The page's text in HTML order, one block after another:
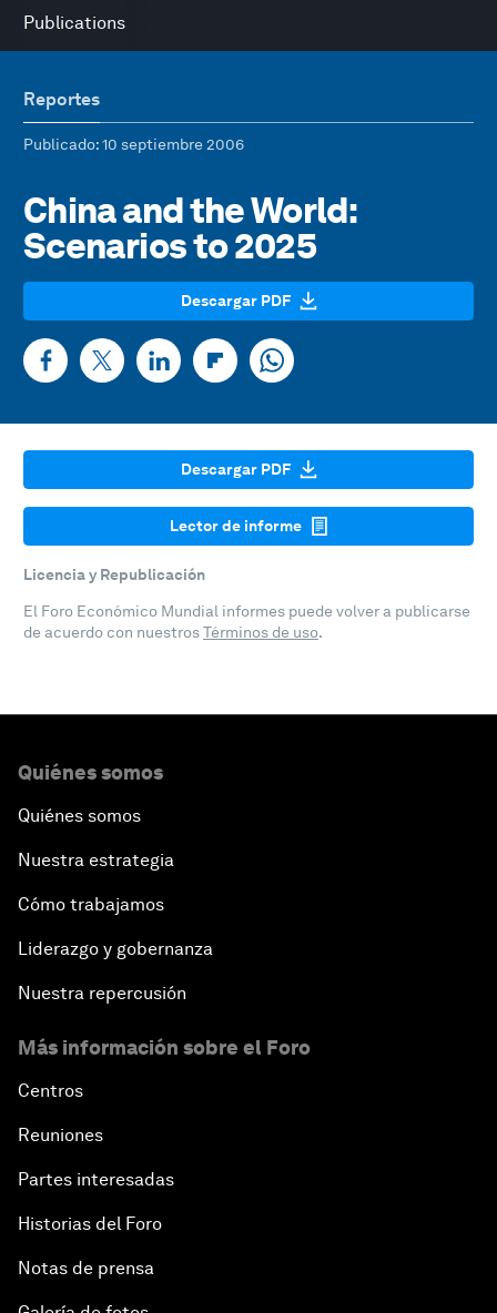
Publications
Reportes
Publicado: 10 septiembre 2006
China and the World:
Scenarios to 2025
Descargar PDF
Descargar PDF
Lector de informe
Licencia y Republicación
El Foro Económico Mundial informes puede volver a publicarse
de acuerdo con nuestrosTérminos de uso.
Quiénes somos
Quiénes somos
Nuestra estrategia
Cómo trabajamos
Liderazgo y gobernanza
Nuestra repercusión
Más información sobre el Foro
Centros
Reuniones
Partes interesadas
Historias del Foro
Notas de prensa